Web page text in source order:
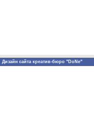
Дизайн сайта креатив-бюро "DoNe"